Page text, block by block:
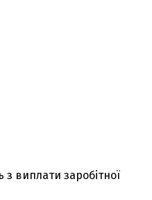
з виплати заробітної